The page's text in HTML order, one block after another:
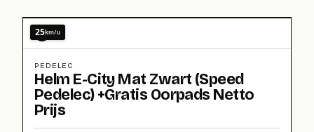
25km/u
PEDELEC
Helm E-City Mat Zwart (Speed
Pedelec) +Gratis Oorpads Netto
Prijs